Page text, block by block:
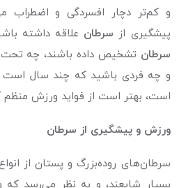
و کم‌تر دچار افسردگی و اضطراب
پیشگیری از سرطان علاقه داشته
سرطان تشخیص داده باشند، چه تحت
و چه فردی باشید که چند سال است
است، بهتر است از فواید ورزش منظم
ورزش و پیشگیری از سرطان
سرطان‌های روده‌بزرگ و پستان از
بسیار شایعند، و به نظر می‌رسد